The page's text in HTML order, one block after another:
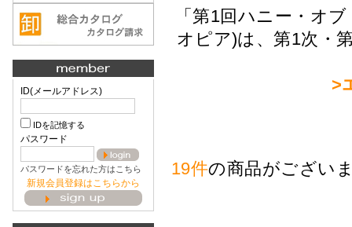
ID(メールアドレス)
IDを記憶する
パスワード
パスワードを忘れた方はこちら
新規会員登録はこちらから
「第1回ハニー・オ
オピア)は、第1次・
>
19件の商品がござい